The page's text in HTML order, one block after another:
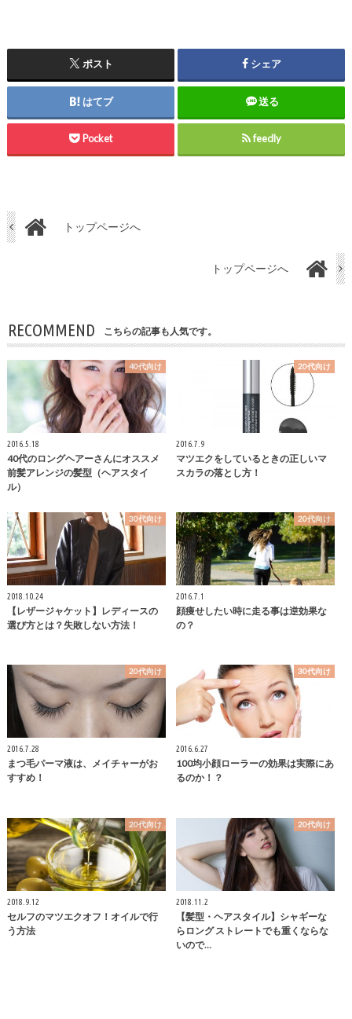
ポスト シェア
はてブ 送る
Pocket feedly
トップページへ
トップページへ
RECOMMEND こちらの記事も人気です。
40代向け
2016.5.18
40代のロングヘアーさんにオススメ
前髪アレンジの髪型（ヘアスタイ
ル）
20代向け
2016.7.9
マツエクをしているときの正しいマ
スカラの落とし方！
30代向け
2018.10.24
【レザージャケット】レディースの
選び方とは？失敗しない方法！
20代向け
2016.7.1
顔痩せしたい時に走る事は逆効果な
の？
20代向け
2016.7.28
まつ毛パーマ液は、メイチャーがお
すすめ！
30代向け
2016.6.27
100均小顔ローラーの効果は実際にあ
るのか！？
20代向け
2018.9.12
セルフのマツエクオフ！オイルで行
う方法
20代向け
2018.11.2
【髪型・ヘアスタイル】シャギーな
らロング ストレートでも重くならな
いので…